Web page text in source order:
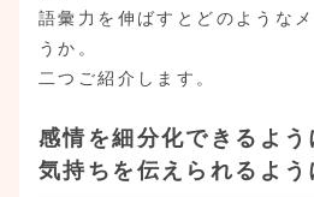
語彙力を伸ばすとどのような
うか。
二つご紹介します。
感情を細分化できるよ
気持ちを伝えられるよう